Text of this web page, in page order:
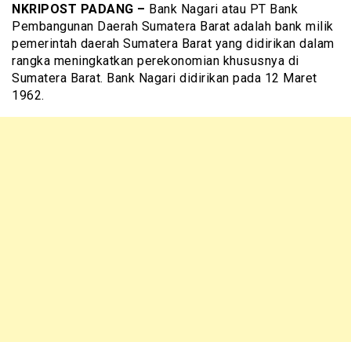
NKRIPOST PADANG – Bank Nagari atau PT Bank
Pembangunan Daerah Sumatera Barat adalah bank milik
pemerintah daerah Sumatera Barat yang didirikan dalam
rangka meningkatkan perekonomian khususnya di
Sumatera Barat. Bank Nagari didirikan pada 12 Maret
1962.